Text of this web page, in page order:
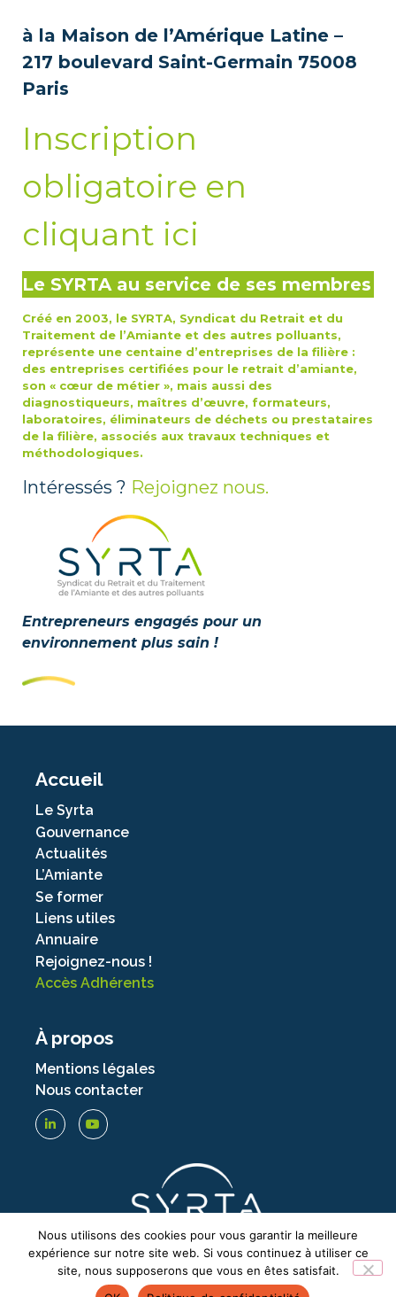
à la Maison de l’Amérique Latine –
217 boulevard Saint-Germain 75008
Paris
Inscription
obligatoire en
cliquant ici
Le SYRTA au service de ses membres
Créé en 2003, le SYRTA, Syndicat du Retrait et du
Traitement de l’Amiante et des autres polluants,
représente une centaine d’entreprises de la filière :
des entreprises certifiées pour le retrait d’amiante,
son « cœur de métier », mais aussi des
diagnostiqueurs, maîtres d’œuvre, formateurs,
laboratoires, éliminateurs de déchets ou prestataires
de la filière, associés aux travaux techniques et
méthodologiques.
Intéressés ? Rejoignez nous.
Entrepreneurs engagés pour un
environnement plus sain !
Accueil
Le Syrta
Gouvernance
Actualités
L’Amiante
Se former
Liens utiles
Annuaire
Rejoignez-nous !
Accès Adhérents
À propos
Mentions légales
Nous contacter
Nous utilisons des cookies pour vous garantir la meilleure
expérience sur notre site web. Si vous continuez à utiliser ce
site, nous supposerons que vous en êtes satisfait.